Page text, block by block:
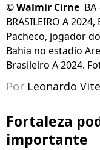
©Walmir Cirne BA
BRASILEIRO A
Pacheco, jogador
Bahia no estadio
Brasileiro A 2024.
Por Leonardo
Fortaleza
importante